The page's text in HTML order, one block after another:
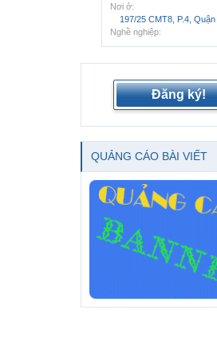
Nơi ở:
197/25 CMT8, P.4,
Nghề nghiệp:
Đăng ký!
QUẢNG CÁO BÀI VIẾT